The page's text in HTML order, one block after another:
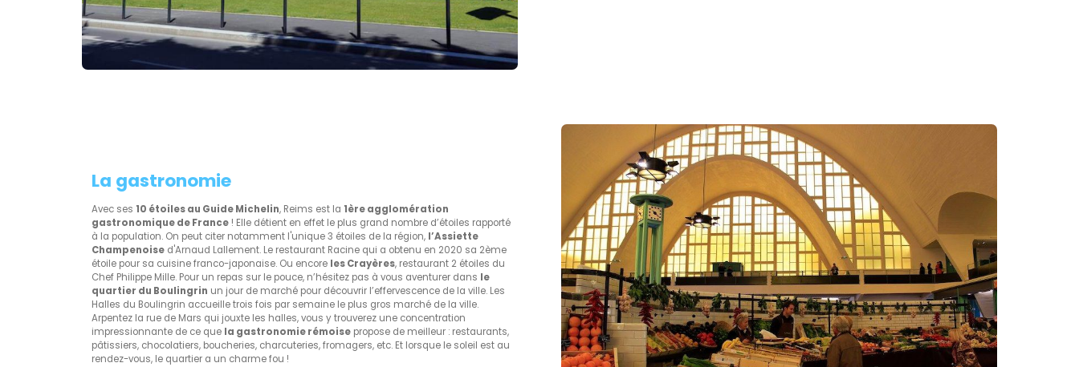
La gastronomie
Avec ses 10 étoiles au Guide Michelin, Reims est la 1ère agglomération
gastronomique de France ! Elle détient en effet le plus grand nombre d’étoiles rapporté
à la population. On peut citer notamment l'unique 3 étoiles de la région, l’Assiette
Champenoise d'Arnaud Lallement. Le restaurant Racine qui a obtenu en 2020 sa 2ème
étoile pour sa cuisine franco-japonaise. Ou encore les Crayères, restaurant 2 étoiles du
Chef Philippe Mille. Pour un repas sur le pouce, n’hésitez pas à vous aventurer dans le
quartier du Boulingrin un jour de marché pour découvrir l’effervescence de la ville. Les
Halles du Boulingrin accueille trois fois par semaine le plus gros marché de la ville.
Arpentez la rue de Mars qui jouxte les halles, vous y trouverez une concentration
impressionnante de ce que la gastronomie rémoise propose de meilleur : restaurants,
pâtissiers, chocolatiers, boucheries, charcuteries, fromagers, etc. Et lorsque le soleil est au
rendez-vous, le quartier a un charme fou !